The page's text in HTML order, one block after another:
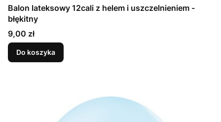
Balon lateksowy 12cali z helem i uszczelnieniem -
błękitny
Cena
9,00 zł
Do koszyka